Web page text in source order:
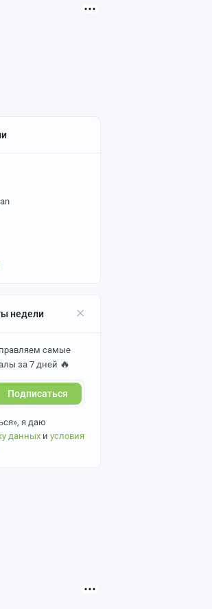
недели
самые
за 7 дней 🔥
Подписаться
я даю
данных и условия